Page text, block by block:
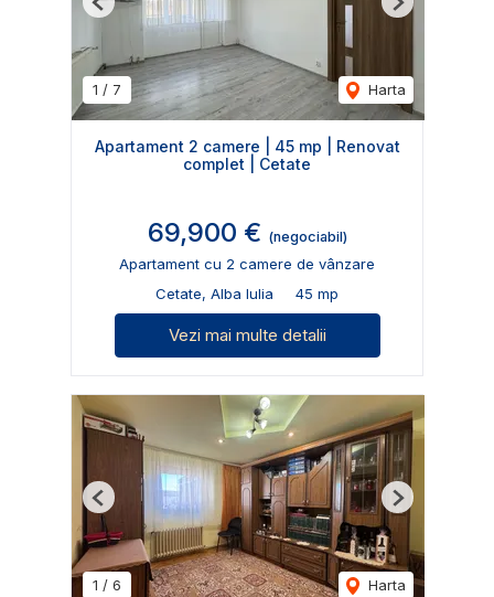
1 / 7 Harta
Previous Next
Apartament 2 camere | 45 mp | Renovat
complet | Cetate
69,900 € (negociabil)
Apartament cu 2 camere de vânzare
Cetate, Alba Iulia
45 mp
Vezi mai multe detalii
1 / 6 Harta
Previous Next